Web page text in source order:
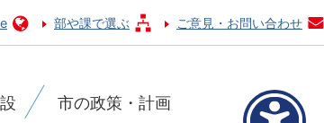
部や課で選ぶ ご意見・お問い合わせ
市の政策・計画